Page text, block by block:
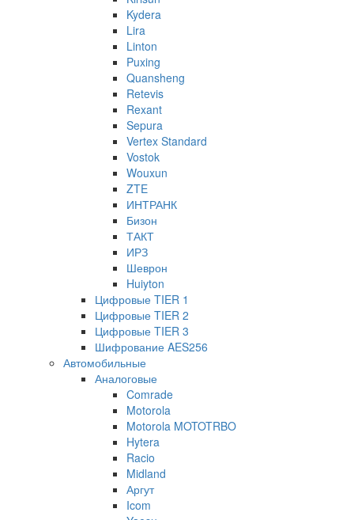
Kydera
Lira
Linton
Puxing
Quansheng
Retevis
Rexant
Sepura
Vertex Standard
Vostok
Wouxun
ZTE
ИНТРАНК
Бизон
ТАКТ
ИРЗ
Шеврон
Huiyton
Цифровые TIER 1
Цифровые TIER 2
Цифровые TIER 3
Шифрование AES256
Автомобильные
Аналоговые
Comrade
Motorola
Motorola MOTOTRBO
Hytera
Racio
Midland
Аргут
Icom